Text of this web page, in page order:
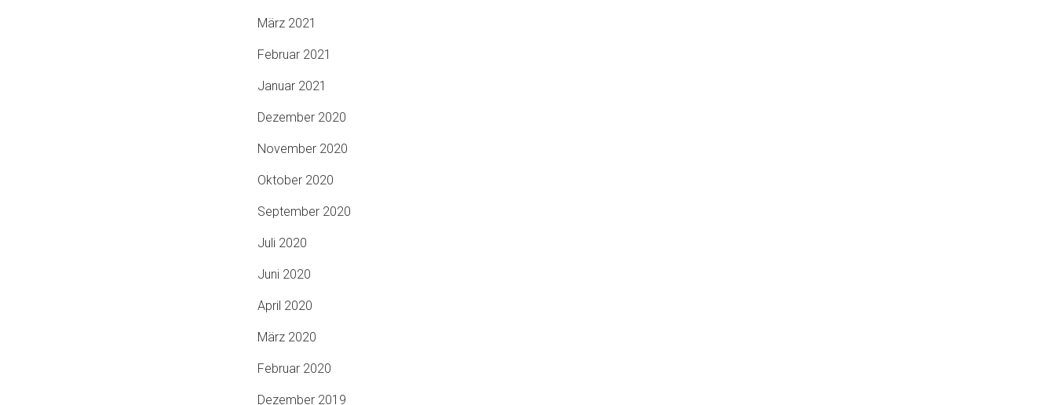
März 2021
Februar 2021
Januar 2021
Dezember 2020
November 2020
Oktober 2020
September 2020
Juli 2020
Juni 2020
April 2020
März 2020
Februar 2020
Dezember 2019